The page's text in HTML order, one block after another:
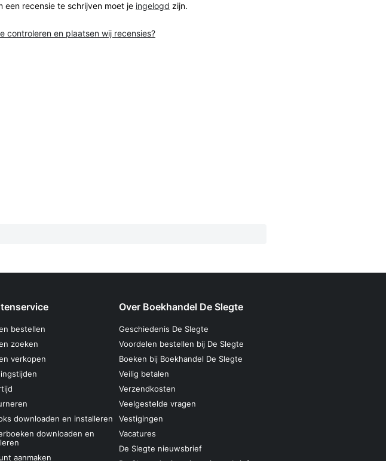
een recensie te schrijven moet je ingelogd zijn.
controleren en plaatsen wij recensies?
bestellen
zoeken
verkopen
downloaden en installeren
downloaden en
aanmaken
Over Boekhandel De Slegte
Geschiedenis De Slegte
Voordelen bestellen bij De Slegte
Boeken bij Boekhandel De Slegte
Veilig betalen
Verzendkosten
Veelgestelde vragen
Vestigingen
Vacatures
De Slegte nieuwsbrief